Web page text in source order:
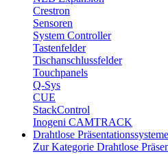
Crestron
Sensoren
System Controller
Tastenfelder
Tischanschlussfelder
Touchpanels
Q-Sys
CUE
StackControl
Inogeni CAMTRACK
Drahtlose Präsentationssysteme
Zur Kategorie Drahtlose